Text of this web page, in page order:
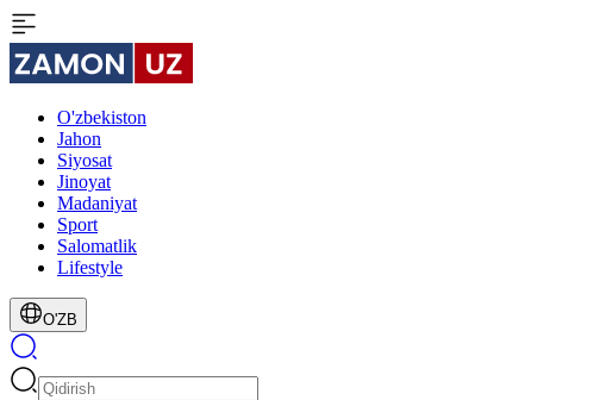
O'zbekiston
Jahon
Siyosat
Jinoyat
Madaniyat
Sport
Salomatlik
Lifestyle
O'ZB